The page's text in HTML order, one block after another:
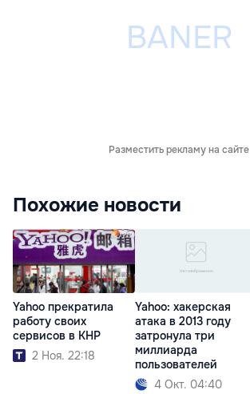
Разместить рекламу на сайте
Похожие новости
Yahoo прекратила
работу своих
сервисов в КНР
2 Ноя. 22:18
Yahoo: хакерская
атака в 2013 году
затронула три
миллиарда
пользователей
4 Окт. 04:40